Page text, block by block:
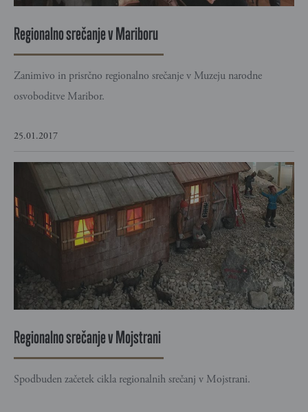
Regionalno srečanje v Mariboru
Zanimivo in prisrčno regionalno srečanje v Muzeju narodne
osvoboditve Maribor.
25.01.2017
Regionalno srečanje v Mojstrani
Spodbuden začetek cikla regionalnih srečanj v Mojstrani.